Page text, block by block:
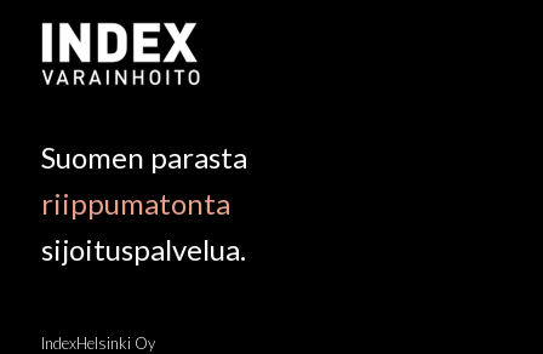
Suomen parasta
riippumatonta
sijoituspalvelua.
IndexHelsinki Oy